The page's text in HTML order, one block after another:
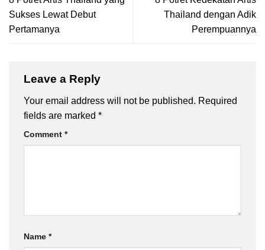
Sukses Lewat Debut
Pertamanya
Thailand dengan Adik
Perempuannya
Leave a Reply
Your email address will not be published. Required
fields are marked *
Comment *
Name *